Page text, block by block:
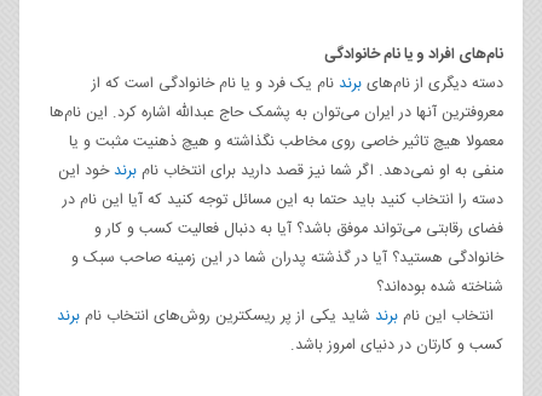
نام‌های افراد و یا نام خانوادگی
دسته دیگری از نام‌هایبرند نام یک فرد و یا نام خانوادگی است که از
معروفترین آنها در ایران می‌توان به پشمک حاج عبدالله اشاره کرد. این نام‌ها
معمولا هیچ تاثیر خاصی روی مخاطب نگذاشته و هیچ ذهنیت مثبت و یا
منفی به او نمی‌دهد. اگر شما نیز قصد دارید برای انتخاب نام برندخود این
دسته را انتخاب کنید باید حتما به این مسائل توجه کنید که آیا این نام در
فضای رقابتی می‌تواند موفق باشد؟ آیا به دنبال فعالیت کسب و کار و
خانوادگی هستید؟ آیا در گذشته پدران شما در این زمینه صاحب سبک و
شناخته شده بوده‌اند؟
انتخاب این نام برند شاید یکی از پر ریسکترین روش‌های انتخاب نام برند
کسب و کارتان در دنیای امروز باشد.